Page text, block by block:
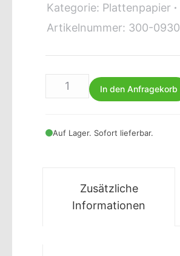
Kategorie: Plattenpapier
Artikelnummer: 300-0930
In den Anfragekorb
Auf Lager. Sofort lieferbar.
Zusätzliche
Informationen